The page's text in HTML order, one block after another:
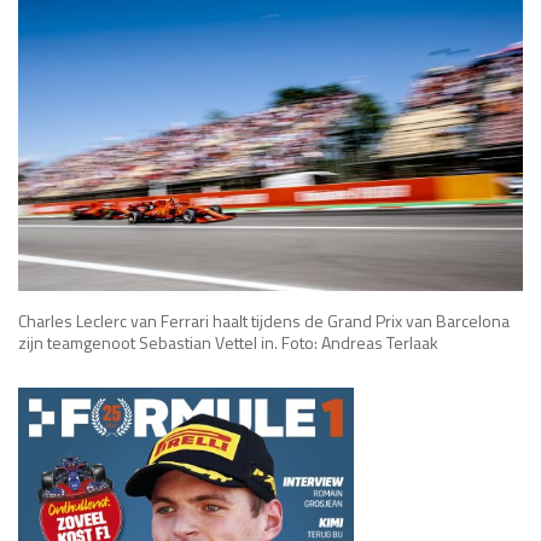
Charles Leclerc van Ferrari haalt tijdens de Grand Prix van Barcelona
zijn teamgenoot Sebastian Vettel in. Foto: Andreas Terlaak